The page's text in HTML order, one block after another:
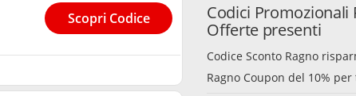
Scopri Codice
Codici Promozionali
Offerte presenti
Codice Sconto Ragno
Ragno Coupon del 10% per